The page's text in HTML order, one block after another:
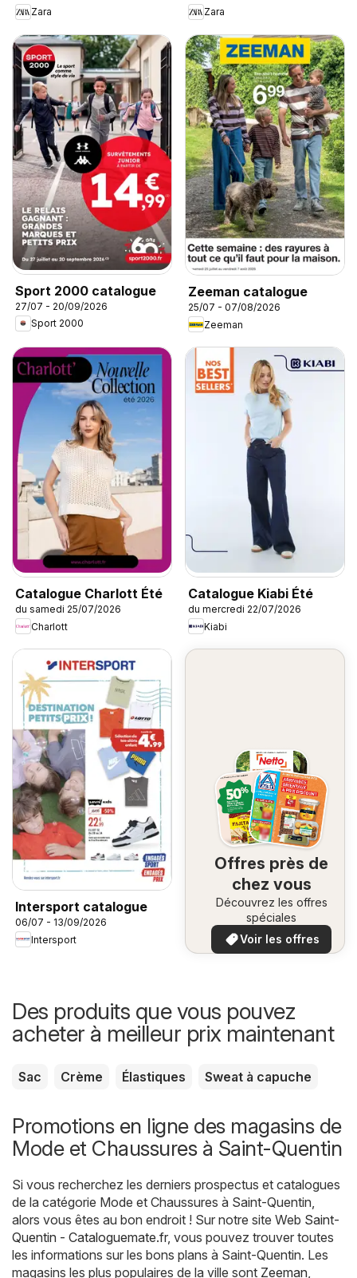
Zara
Zara
Sport 2000 catalogue
27/07 - 20/09/2026
Sport 2000
Zeeman catalogue
25/07 - 07/08/2026
Zeeman
Catalogue Charlott Été
du samedi 25/07/2026
Charlott
Catalogue Kiabi Été
du mercredi 22/07/2026
Kiabi
Intersport catalogue
06/07 - 13/09/2026
Intersport
Offres près de
chez vous
Découvrez les offres
spéciales
Voir les offres
Des produits que vous pouvez
acheter à meilleur prix maintenant
Sac Crème Élastiques Sweat à capuche
Promotions en ligne des magasins de
Mode et Chaussures à Saint-Quentin
Si vous recherchez les derniers prospectus et catalogues
de la catégorie Mode et Chaussures à Saint-Quentin,
alors vous êtes au bon endroit ! Sur notre site Web Saint-
Quentin - Cataloguemate.fr, vous pouvez trouver toutes
les informations sur les bons plans à Saint-Quentin. Les
magasins les plus populaires de la ville sont Zeeman,